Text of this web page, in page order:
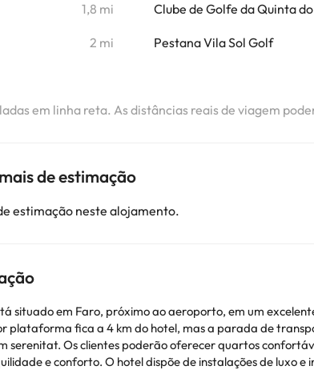
1,8 mi
2 mi
Clube de Golfe da Quinta
Pestana Vila Sol Golf
em linha reta. As distâncias reais de viagem
de estimação
estimação neste alojamento.
situado em Faro, próximo ao aeroporto, em um
plataforma fica a 4 km do hotel, mas a parada de
serenitat. Os clientes poderão oferecer quartos
e conforto. O hotel dispõe de instalações de luxo e